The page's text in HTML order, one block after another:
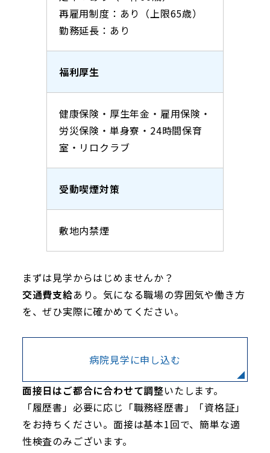
再雇用制度：あり（上限65歳）
勤務延長：あり
福利厚生
健康保険・厚生年金・雇用保険・
労災保険・単身寮・24時間保育
室・リロクラブ
受動喫煙対策
敷地内禁煙
まずは見学からはじめませんか？
交通費支給あり。気になる職場の雰囲気や働き方
を、ぜひ実際に確かめてください。
病院見学に申し込む
面接日はご都合に合わせて調整いたします。
「履歴書」必要に応じ「職務経歴書」「資格証」
をお持ちください。面接は基本1回で、簡単な適
性検査のみございます。